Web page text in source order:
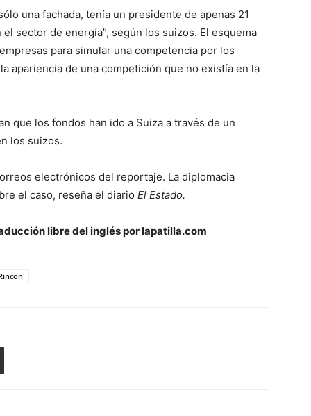
una fachada, tenía un presidente de apenas 21
sector de energía”, según los suizos. El esquema
para simular una competencia por los
apariencia de una competición que no existía en la
que los fondos han ido a Suiza a través de un
los suizos.
electrónicos del reportaje. La diplomacia
el caso, reseña el diario El Estado.
libre del inglés por lapatilla.com